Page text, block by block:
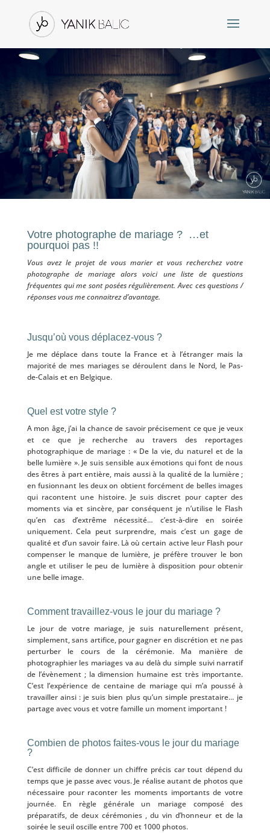
Votre photographe de mariage ? …et
pourquoi pas !!
Vous avez le projet de vous marier et vous recherchez votre
photographe de mariage alors voici une liste de questions
fréquentes qui me sont posées régulièrement. Avec ces questions /
réponses vous me connaitrez d’avantage.
Jusqu’où vous déplacez-vous ?
Je me déplace dans toute la France et à l’étranger mais la
majorité de mes mariages se déroulent dans le Nord, le Pas-
de-Calais et en Belgique.
Quel est votre style ?
A mon âge, j’ai la chance de savoir précisement ce que je veux
et ce que je recherche au travers des reportages
photographique de mariage : « De la vie, du naturel et de la
belle lumière ». Je suis sensible aux émotions qui font de nous
des êtres à part entière, mais aussi à la qualité de la lumière ;
en fusionnant les deux on obtient forcément de belles images
qui racontent une histoire. Je suis discret pour capter des
moments via et sincère, par conséquent je n’utilise le Flash
qu’en cas d’extrême nécessité… c’est-à-dire en soirée
uniquement. Cela peut surprendre, mais c’est un gage de
qualité et d’un savoir faire. Là où certain active leur Flash pour
compenser le manque de lumière, je préfère trouver le bon
angle et utiliser le peu de lumière à disposition pour obtenir
une belle image.
Comment travaillez-vous le jour du mariage ?
Le jour de votre mariage, je suis naturellement présent,
simplement, sans artifice, pour gagner en discrétion et ne pas
perturber le cours de la cérémonie. Ma manière de
photographier les mariages va au delà du simple suivi narratif
de l’évènement ; la dimension humaine est très importante.
C’est l’expérience de centaine de mariage qui m’a poussé à
travailler ainsi : je suis bien plus qu’un simple prestataire… je
partage avec vous et votre famille un moment important !
Combien de photos faites-vous le jour du mariage
?
C’est difficile de donner un chiffre précis car tout dépend du
temps que je passe avec vous. Je réalise autant de photos que
nécessaire pour raconter les moments importants de votre
journée. En règle générale un mariage composé des
préparatifs, de deux cérémonies , du vin d’honneur et de la
soirée le seuil oscille entre 700 et 1000 photos.